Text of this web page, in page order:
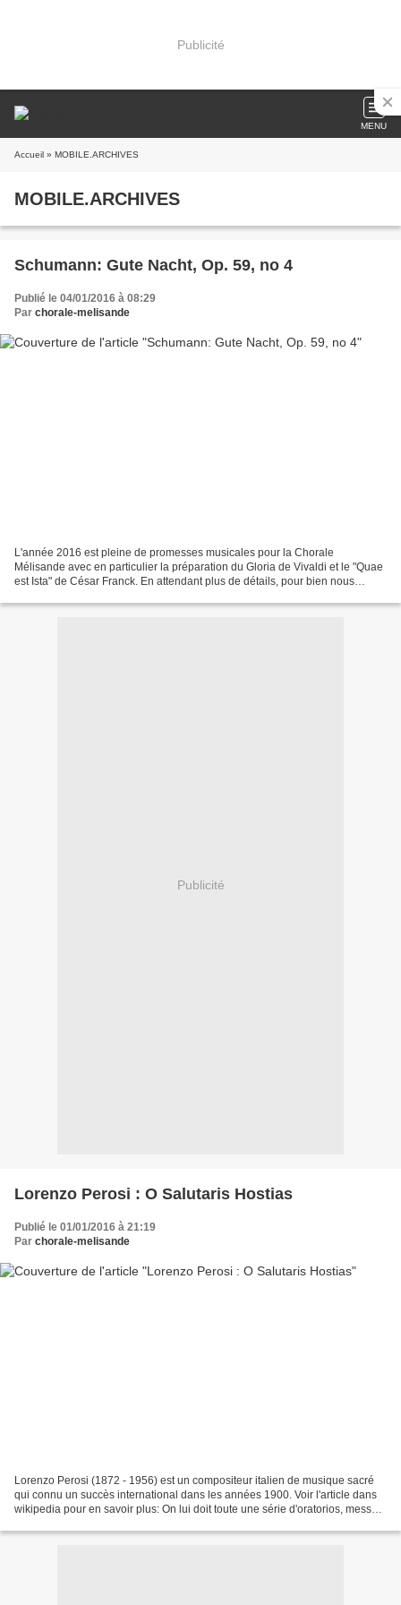
Publicité
MENU
Accueil » MOBILE.ARCHIVES
MOBILE.ARCHIVES
Schumann: Gute Nacht, Op. 59, no 4
Publié le 04/01/2016 à 08:29
Par chorale-melisande
L'année 2016 est pleine de promesses musicales pour la Chorale
Mélisande avec en particulier la préparation du Gloria de Vivaldi et le "Quae
est Ista" de César Franck. En attendant plus de détails, pour bien nous
Publicité
Lorenzo Perosi : O Salutaris Hostias
Publié le 01/01/2016 à 21:19
Par chorale-melisande
Lorenzo Perosi (1872 - 1956) est un compositeur italien de musique sacré
qui connu un succès international dans les années 1900. Voir l'article dans
wikipedia pour en savoir plus: On lui doit toute une série d'oratorios, messes